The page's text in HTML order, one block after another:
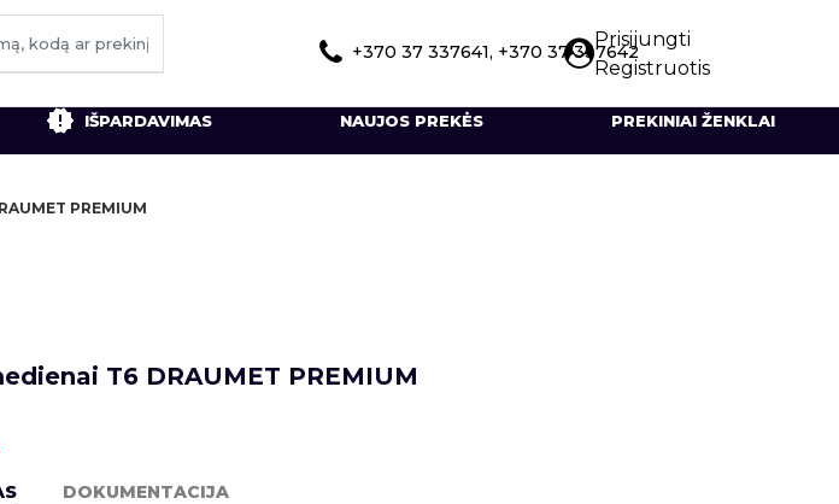
Prisijungti
Registruotis
+370 37 337641, +370 37 337642
IŠPARDAVIMAS NAUJOS PREKĖS PREKINIAI ŽENKLAI
PREMIUM
T6 DRAUMET PREMIUM
DOKUMENTACIJA